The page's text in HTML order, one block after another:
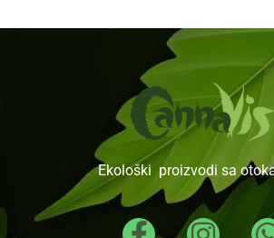
Ekološki proizvodi sa